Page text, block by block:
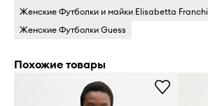
Женские Футболки и майки Elisabetta Franchi
Женские Футболки Guess
Похожие товары